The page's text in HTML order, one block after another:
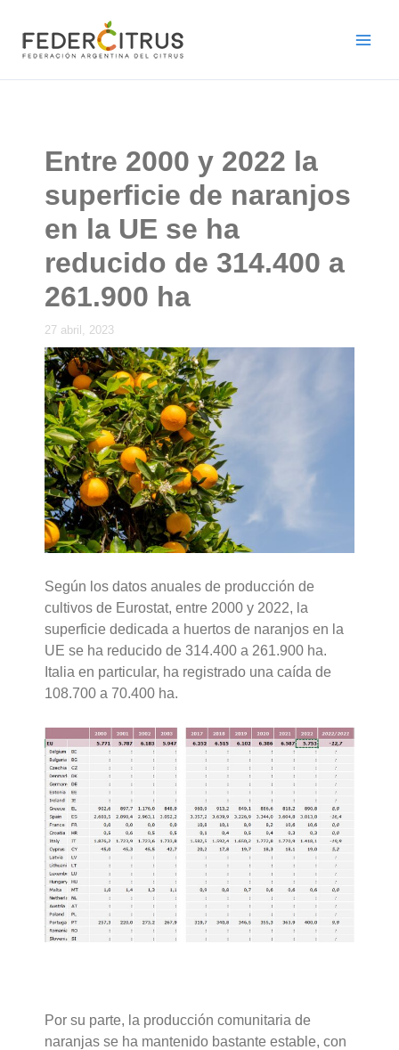
contenido
Entre 2000 y 2022 la
superficie de naranjos
en la UE se ha
reducido de 314.400 a
261.900 ha
27 abril, 2023
Según los datos anuales de producción de
cultivos de Eurostat, entre 2000 y 2022, la
superficie dedicada a huertos de naranjos en la
UE se ha reducido de 314.400 a 261.900 ha.
Italia en particular, ha registrado una caída de
108.700 a 70.400 ha.
Por su parte, la producción comunitaria de
naranjas se ha mantenido bastante estable, con